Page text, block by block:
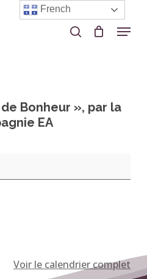
search Menu
Bonheur », par la
EA
Voir le calendrier complet
Close
French